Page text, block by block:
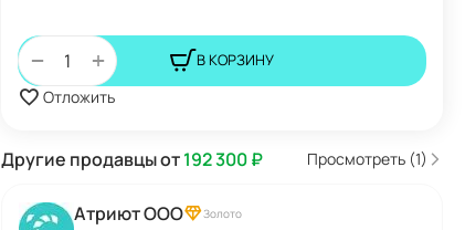
+
− В КОРЗИНУ
Отложить
Другие продавцы от192 300₽ Просмотреть (1)
Атриют ООО Золото